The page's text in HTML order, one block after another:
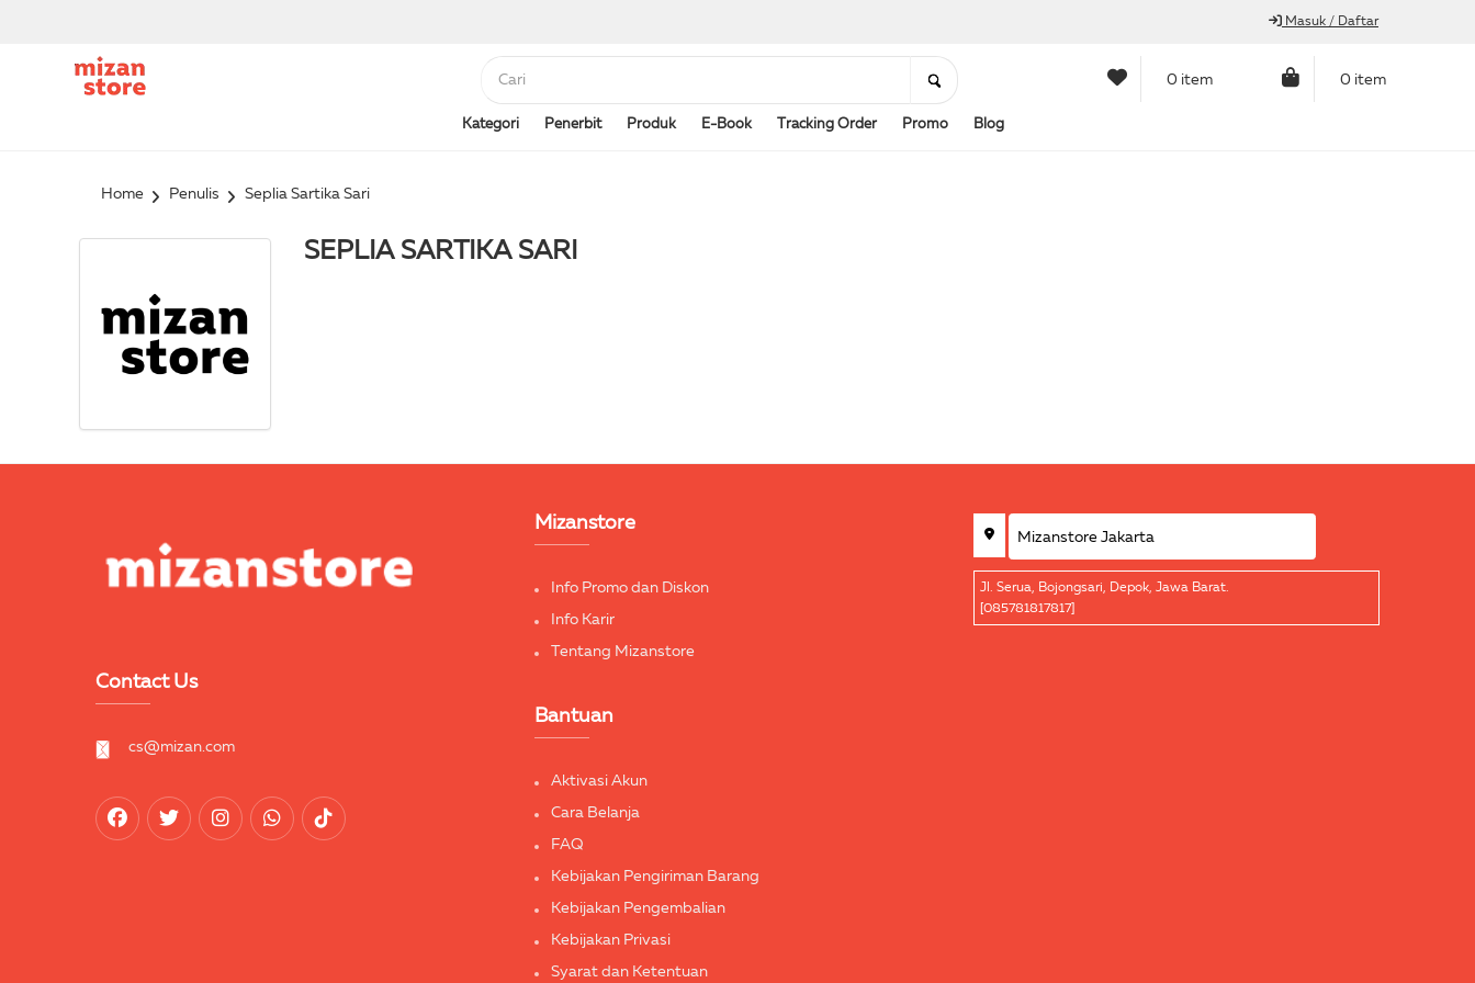
Masuk / Daftar
0 item 0 item
Kategori Penerbit Produk E-Book Tracking Order Promo Blog
Home Penulis Seplia Sartika Sari
SEPLIA SARTIKA SARI
Contact Us
cs@mizan.com
Mizanstore
Info Promo dan Diskon
Info Karir
Tentang Mizanstore
Bantuan
Aktivasi Akun
Cara Belanja
FAQ
Kebijakan Pengiriman Barang
Kebijakan Pengembalian
Kebijakan Privasi
Syarat dan Ketentuan
Jl. Serua, Bojongsari, Depok, Jawa Barat.
[085781817817]